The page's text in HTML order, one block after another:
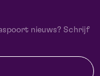
nieuws? Schrijf